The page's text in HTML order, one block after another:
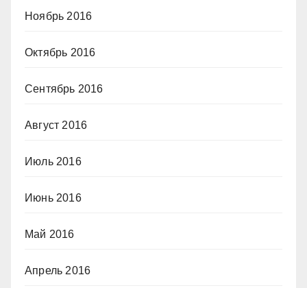
Ноябрь 2016
Октябрь 2016
Сентябрь 2016
Август 2016
Июль 2016
Июнь 2016
Май 2016
Апрель 2016